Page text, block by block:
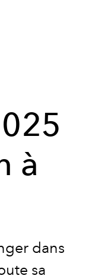
à
dans
sa